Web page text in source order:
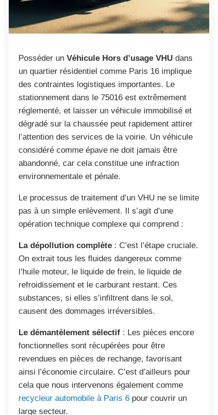
Posséder un Véhicule Hors d’usage VHU dans
un quartier résidentiel comme Paris 16 implique
des contraintes logistiques importantes. Le
stationnement dans le 75016 est extrêmement
réglementé, et laisser un véhicule immobilisé et
dégradé sur la chaussée peut rapidement attirer
l’attention des services de la voirie. Un véhicule
considéré comme épave ne doit jamais être
abandonné, car cela constitue une infraction
environnementale et pénale.
Le processus de traitement d’un VHU ne se limite
pas à un simple enlèvement. Il s’agit d’une
opération technique complexe qui comprend :
La dépollution complète : C’est l’étape cruciale.
On extrait tous les fluides dangereux comme
l’huile moteur, le liquide de frein, le liquide de
refroidissement et le carburant restant. Ces
substances, si elles s’infiltrent dans le sol,
causent des dommages irréversibles.
Le démantèlement sélectif : Les pièces encore
fonctionnelles sont récupérées pour être
revendues en pièces de rechange, favorisant
ainsi l’économie circulaire. C’est d’ailleurs pour
cela que nous intervenons également comme
recycleur automobile à Paris 6 pour couvrir un
large secteur.